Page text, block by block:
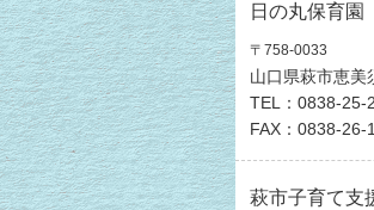
日の丸保育園
〒758-0033
山口県萩市恵美
TEL：0838-25-
FAX：0838-26-
萩市子育て支